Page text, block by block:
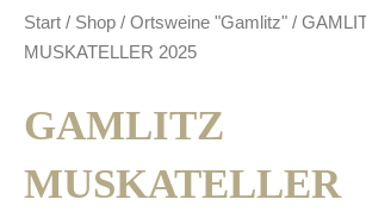
Start / Shop / Ortsweine "Gamlitz" /
MUSKATELLER 2025
GAMLITZ
MUSKATELLER